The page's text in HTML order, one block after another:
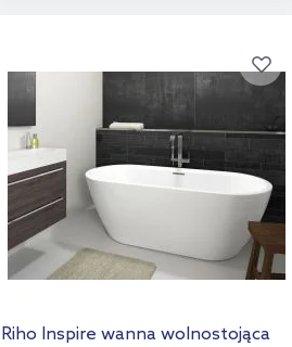
Riho Inspire wanna wolnostojąca